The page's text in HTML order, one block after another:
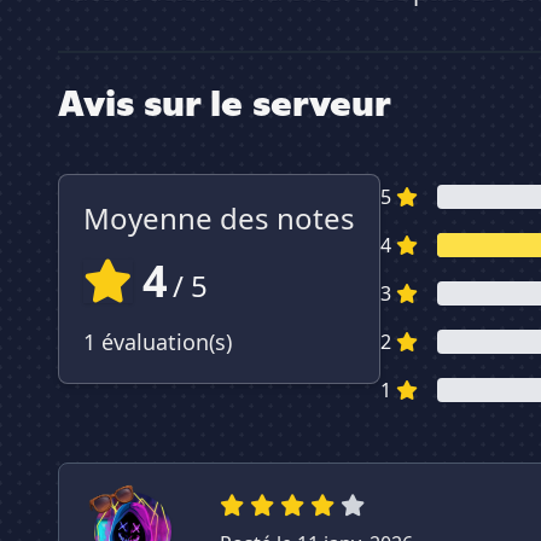
Avis sur le serveur
Moyenne des notes
4/ 5
1 évaluation(s)
5
4
3
2
1